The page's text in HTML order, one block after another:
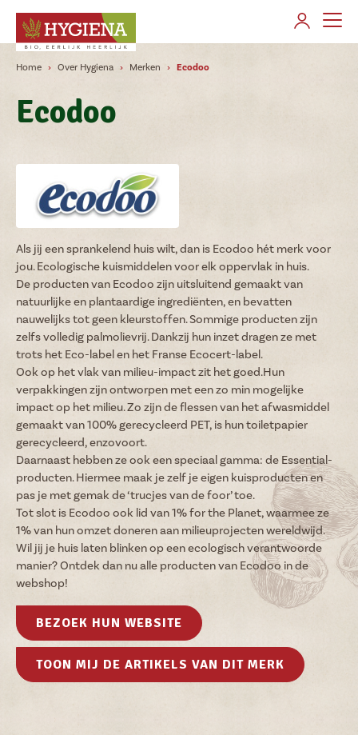
AANMELDEN
Producten gamma's
Verkooppunten
Contact
Klant worden
Veelgestelde vragen
Nieuws
Vacatures
NL FR
Home Over Hygiena Merken Ecodoo
Ecodoo
Als jij een sprankelend huis wilt, dan is Ecodoo hét merk voor
jou. Ecologische kuismiddelen voor elk oppervlak in huis.
De producten van Ecodoo zijn uitsluitend gemaakt van
natuurlijke en plantaardige ingrediënten, en bevatten
nauwelijks tot geen kleurstoffen. Sommige producten zijn
zelfs volledig palmolievrij. Dankzij hun inzet dragen ze met
trots het Eco-label en het Franse Ecocert-label.
Ook op het vlak van milieu-impact zit het goed.Hun
verpakkingen zijn ontworpen met een zo min mogelijke
impact op het milieu. Zo zijn de flessen van het afwasmiddel
gemaakt van 100% gerecycleerd PET, is hun toiletpapier
gerecycleerd, enzovoort.
Daarnaast hebben ze ook een speciaal gamma: de Essential-
producten. Hiermee maak je zelf je eigen kuisproducten en
pas je met gemak de ‘trucjes van de foor’ toe.
Tot slot is Ecodoo ook lid van 1% for the Planet, waarmee ze
1% van hun omzet doneren aan milieuprojecten wereldwijd.
Wil jij je huis laten blinken op een ecologisch verantwoorde
manier? Ontdek dan nu alle producten van Ecodoo in de
webshop!
BEZOEK HUN WEBSITE
TOON MIJ DE ARTIKELS VAN DIT MERK